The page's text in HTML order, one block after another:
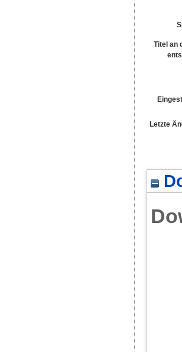
Titel an
Letzte